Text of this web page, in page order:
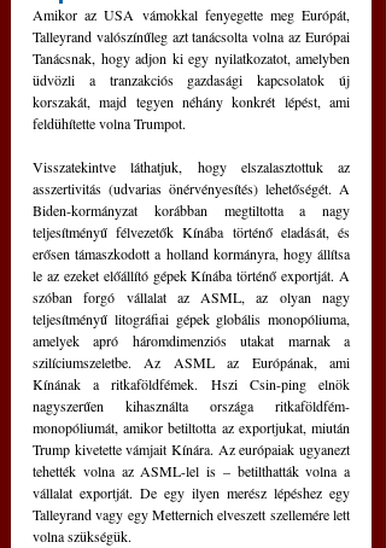
Amikor az USA vámokkal fenyegette meg Európát,
Talleyrand valószínűleg azt tanácsolta volna az Európai
Tanácsnak, hogy adjon ki egy nyilatkozatot, amelyben
üdvözli a tranzakciós gazdasági kapcsolatok új
korszakát, majd tegyen néhány konkrét lépést, ami
feldühítette volna Trumpot.
Visszatekintve láthatjuk, hogy elszalasztottuk az
asszertivitás (udvarias önérvényesítés) lehetőségét. A
Biden-kormányzat korábban megtiltotta a nagy
teljesítményű félvezetők Kínába történő eladását, és
erősen támaszkodott a holland kormányra, hogy állítsa
le az ezeket előállító gépek Kínába történő exportját. A
szóban forgó vállalat az ASML, az olyan nagy
teljesítményű litográfiai gépek globális monopóliuma,
amelyek apró háromdimenziós utakat marnak a
szilíciumszeletbe. Az ASML az Európának, ami
Kínának a ritkaföldfémek. Hszi Csin-ping elnök
nagyszerűen kihasználta országa ritkaföldfém-
monopóliumát, amikor betiltotta az exportjukat, miután
Trump kivetette vámjait Kínára. Az európaiak ugyanezt
tehették volna az ASML-lel is – betilthatták volna a
vállalat exportját. De egy ilyen merész lépéshez egy
Talleyrand vagy egy Metternich elveszett szellemére lett
volna szükségük.